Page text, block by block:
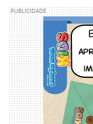
PUBLICIDADE